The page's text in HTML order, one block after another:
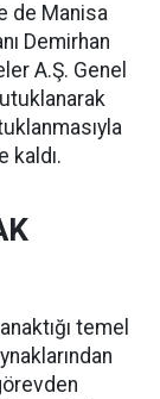
de Manisa
Demirhan
A.Ş. Genel
kaldı.
temel